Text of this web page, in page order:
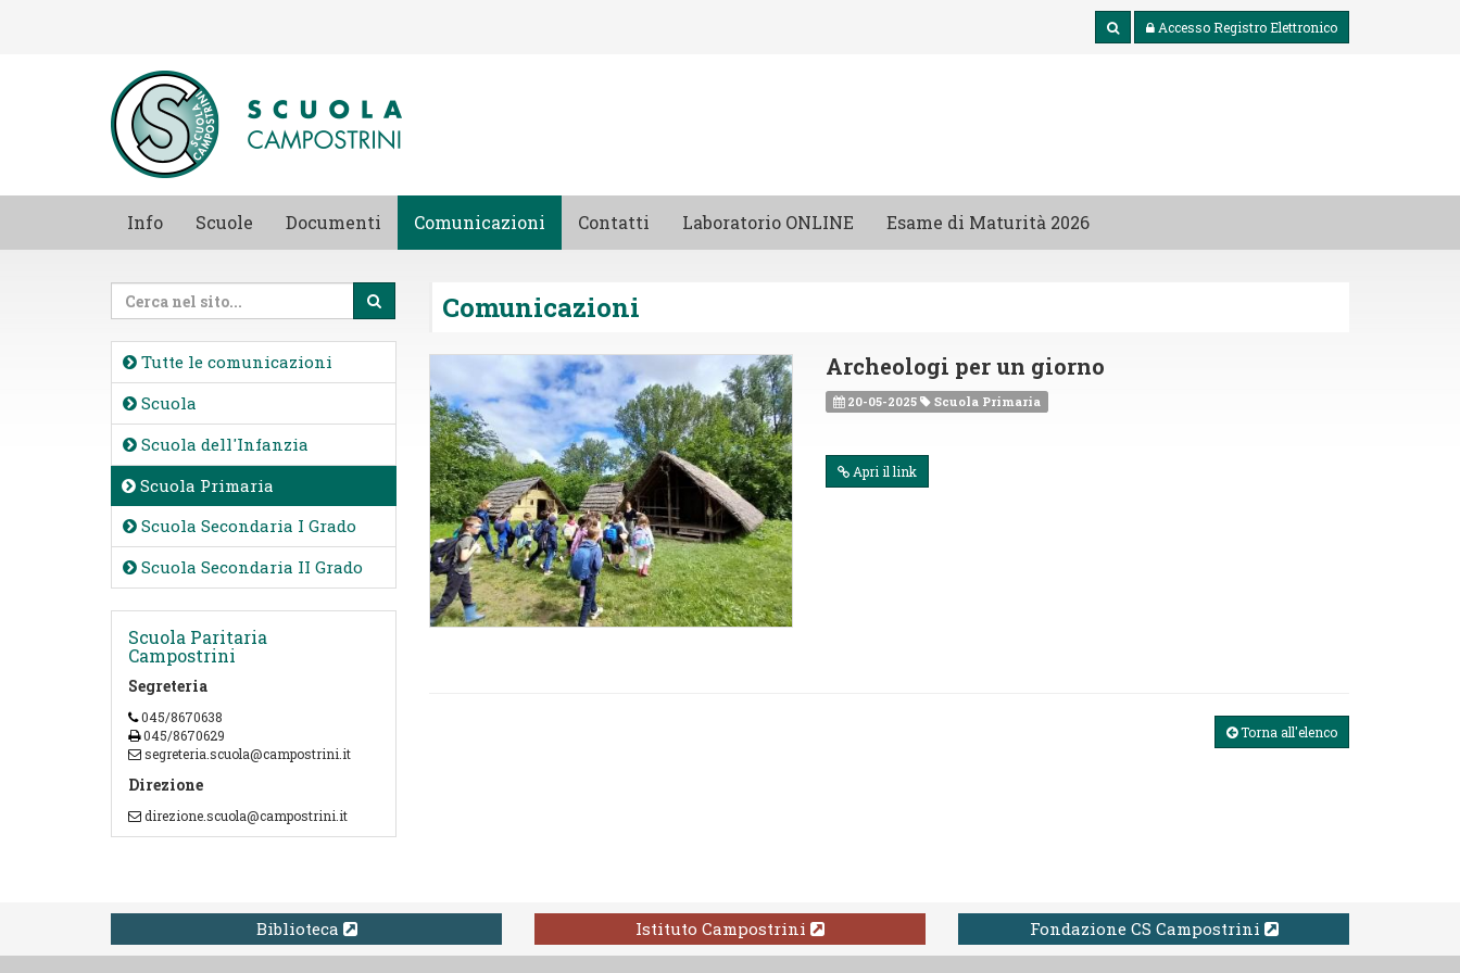
AccessoRegistro Elettronico
Info Scuole Documenti Comunicazioni Contatti Laboratorio ONLINE Esame di Maturità 2026
Comunicazioni
Archeologi per un giorno
20-05-2025 Scuola Primaria
Apri il link
Torna all'elenco
Tutte le comunicazioni
Scuola
Scuola dell'Infanzia
Scuola Primaria
Scuola Secondaria I Grado
Scuola Secondaria II Grado
Scuola Paritaria
Campostrini
Segreteria
045/8670638
045/8670629
segreteria.scuola@campostrini.it
Direzione
direzione.scuola@campostrini.it
Biblioteca Istituto Campostrini Fondazione CS Campostrini